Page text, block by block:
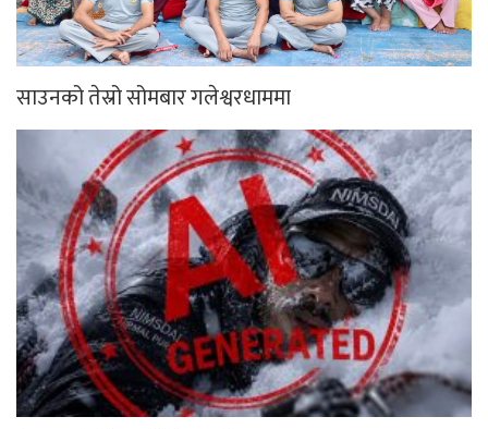
साउनको तेस्रो सोमबार गलेश्वरधाममा